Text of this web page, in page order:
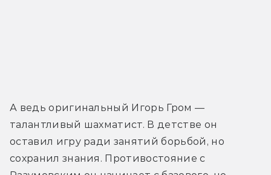
А ведь оригинальный Игорь Гром —
талантливый шахматист. В детстве он
оставил игру ради занятий борьбой, но
сохранил знания. Противостояние с